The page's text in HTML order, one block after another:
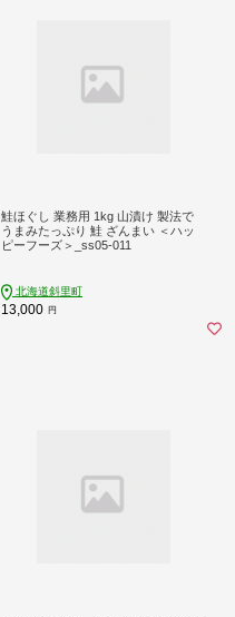
鮭ほぐし 業務用 1kg 山漬け 製法で
うまみたっぷり 鮭 ざんまい ＜ハッ
ピーフーズ＞_ss05-011
北海道斜里町
13,000 円